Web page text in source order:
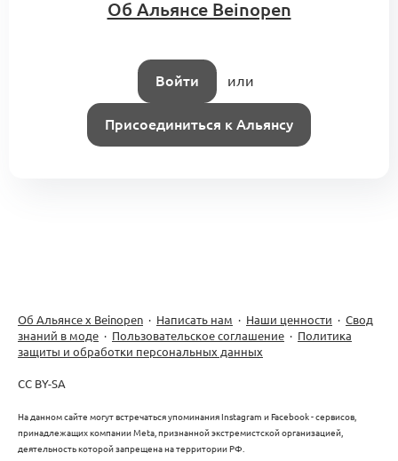
Об Альянсе Beinopen
Войти или
Присоединиться к Альянсу
Об Альянсе х Beinopen · Написать нам · Наши ценности · Свод
знаний в моде · Пользовательское соглашение · Политика
защиты и обработки персональных данных
CC BY-SA
На данном сайте могут встречаться упоминания Instagram и Facebook - сервисов,
принадлежащих компании Meta, признанной экстремистской организацией,
деятельность которой запрещена на территории РФ.